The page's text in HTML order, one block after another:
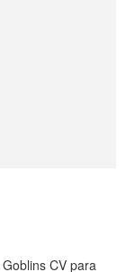
CV para